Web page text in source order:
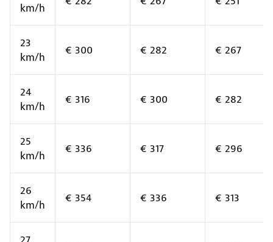
km/h
23
km/h
€ 300 € 282 € 267
24
km/h
€ 316 € 300 € 282
25
km/h
€ 336 € 317 € 296
26
km/h
€ 354 € 336 € 313